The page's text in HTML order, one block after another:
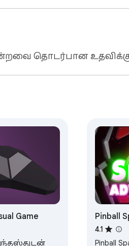
தொடர்பான
Game
Pinball
Game
4.1
Pinball